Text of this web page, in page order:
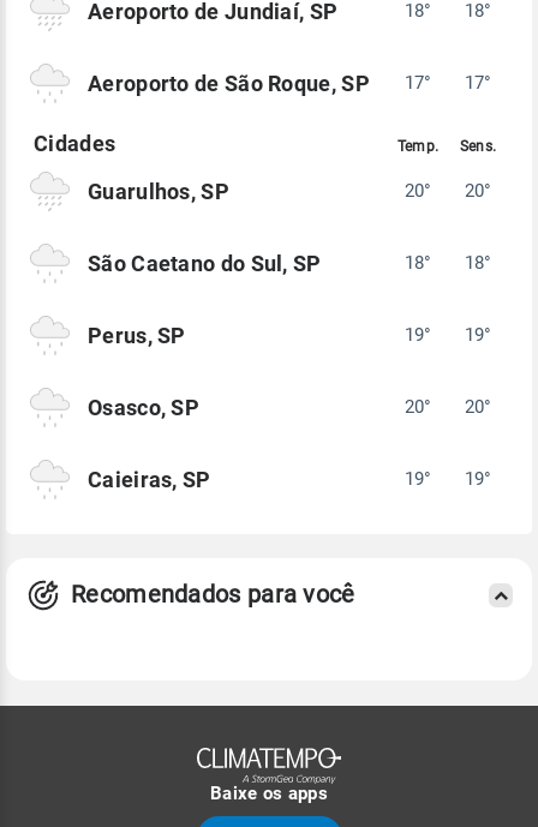
Aeroporto de Jundiaí, SP 18° 18°
Aeroporto de São Roque, SP 17° 17°
Guarulhos, SP 20° 20°
São Caetano do Sul, SP 18° 18°
Perus, SP 19° 19°
Osasco, SP 20° 20°
Caieiras, SP 19° 19°
Recomendados para você
Baixe os apps